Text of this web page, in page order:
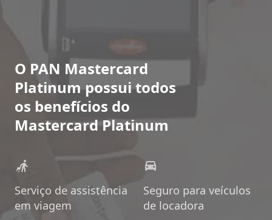
O PAN Mastercard
Platinum possui todos
os benefícios do
Mastercard Platinum
Serviço de assistência
em viagem
Seguro para veículos
de locadora